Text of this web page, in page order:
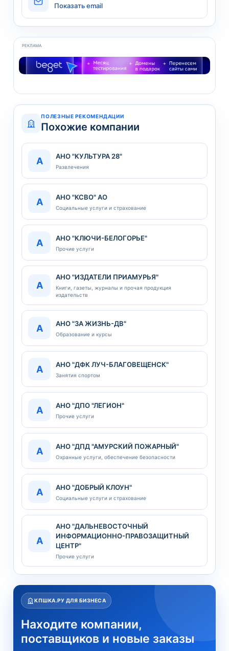
Показать email
РЕКЛАМА
ПОЛЕЗНЫЕ РЕКОМЕНДАЦИИ
Похожие компании
А АНО "КУЛЬТУРА 28"
Развлечения
А АНО "КСВО" АО
Социальные услуги и страхование
А АНО "КЛЮЧИ-БЕЛОГОРЬЕ"
Прочие услуги
А
АНО "ИЗДАТЕЛИ ПРИАМУРЬЯ"
Книги, газеты, журналы и прочая продукция
издательств
А АНО "ЗА ЖИЗНЬ-ДВ"
Образование и курсы
А АНО "ДФК ЛУЧ-БЛАГОВЕЩЕНСК"
Занятия спортом
А АНО "ДПО "ЛЕГИОН"
Прочие услуги
А АНО "ДПД "АМУРСКИЙ ПОЖАРНЫЙ"
Охранные услуги, обеспечение безопасности
А АНО "ДОБРЫЙ КЛОУН"
Социальные услуги и страхование
А
АНО "ДАЛЬНЕВОСТОЧНЫЙ
ИНФОРМАЦИОННО-ПРАВОЗАЩИТНЫЙ
ЦЕНТР"
Прочие услуги
КПШКА.РУ ДЛЯ БИЗНЕСА
Находите компании,
поставщиков и новые заказы